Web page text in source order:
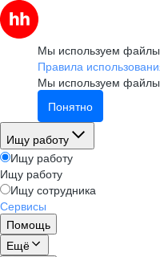
Мы используем файлы
Правила
Мы используем
Понятно
Ищу работу
Ищу работу
Ищу работу
Ищу сотрудника
Сервисы
Помощь
Ещё